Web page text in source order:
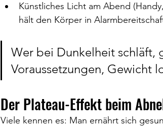
Künstliches Licht am Abend
hält den Körper in
Wer bei Dunkelheit schläft,
Voraussetzungen, Gewicht
Der Plateau-Effekt beim
Viele kennen es: Man ernährt sich